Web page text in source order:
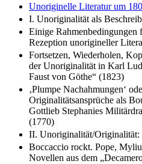
Unoriginelle Literatur um
I. Unoriginalität als
Einige Rahmenbedingungen
Rezeption unorigineller
Fortsetzen, Wiederholen,
der Unoriginalität in Karl
Faust von Göthe“ (1823)
‚Plumpe Nachahmungen‘
Originalitätsansprüche als
Gottlieb Stephanies
(1770)
II. Unoriginalität/Originalität:
Boccaccio rockt. Pope,
Novellen aus dem